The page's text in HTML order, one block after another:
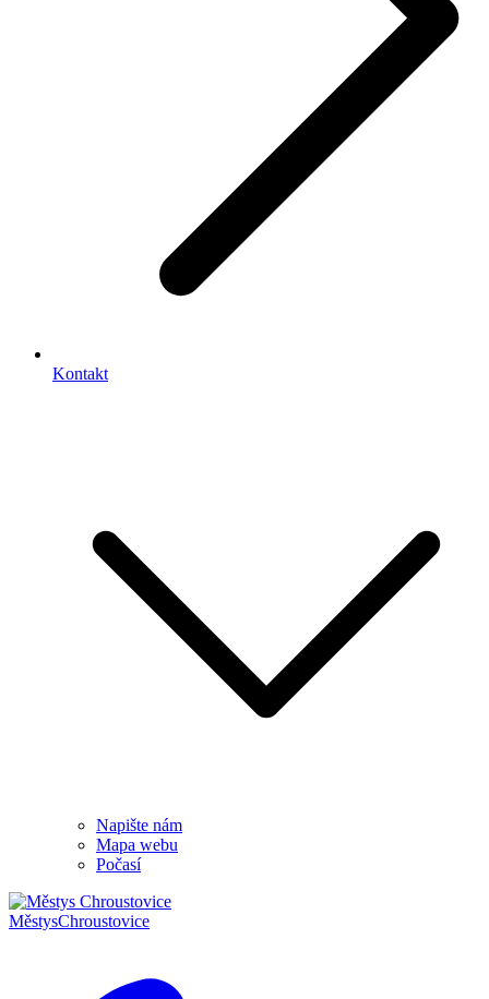
Kontakt
Napište nám
Mapa webu
Počasí
MěstysChroustovice